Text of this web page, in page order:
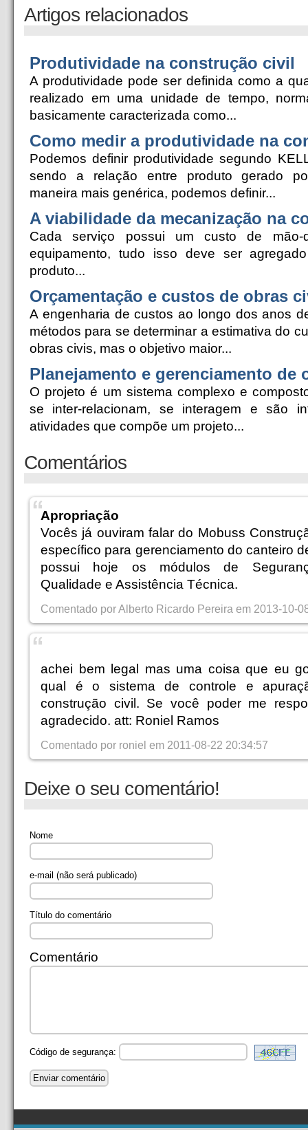
Artigos relacionados
Produtividade na construção civil
A produtividade pode ser definida como a
realizado em uma unidade de tempo,
basicamente caracterizada como...
Como medir a produtividade na
Podemos definir produtividade segundo
sendo a relação entre produto gerado
maneira mais genérica, podemos definir...
A viabilidade da mecanização na
Cada serviço possui um custo de mão-
equipamento, tudo isso deve ser
produto...
Orçamentação e custos de obras
A engenharia de custos ao longo dos anos
métodos para se determinar a estimativa do
obras civis, mas o objetivo maior...
Planejamento e gerenciamento de
O projeto é um sistema complexo e
se inter-relacionam, se interagem e são
atividades que compõe um projeto...
Comentários
Apropriação
Vocês já ouviram falar do Mobuss
específico para gerenciamento do canteiro
possui hoje os módulos de
Qualidade e Assistência Técnica.
Comentado por Alberto Ricardo Pereira em 2013-10-
achei bem legal mas uma coisa que eu
qual é o sistema de controle e
construção civil. Se você poder me
agradecido. att: Roniel Ramos
Comentado por roniel em 2011-08-22 20:34:57
Deixe o seu comentário!
Nome
e-mail (não será publicado)
Título do comentário
Comentário
Código de segurança: